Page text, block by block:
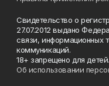
Свидетельство о
27.07.2012 выдано
связи, информационных
коммуникаций.
18+ запрещено для детей.
Об использовании